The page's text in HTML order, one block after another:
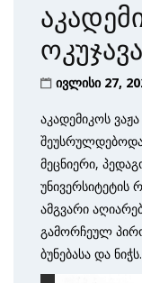
ივლისი 27,
აკადემიკოს
მეცნიერი,
უნივერსიტეტის
ამგვარი
გამორჩეულ
ბუნებასა და ნიჭს.